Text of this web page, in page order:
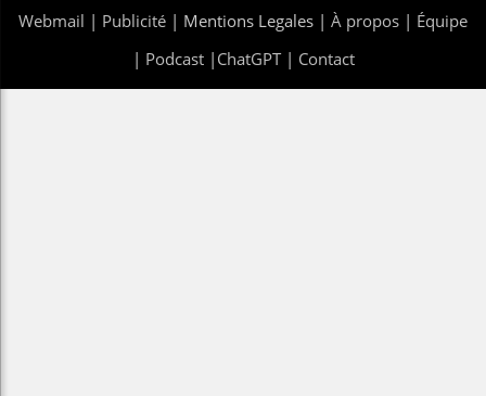
Webmail | Publicité | Mentions Legales | À propos | Équipe
| Podcast| ChatGPT| Contact